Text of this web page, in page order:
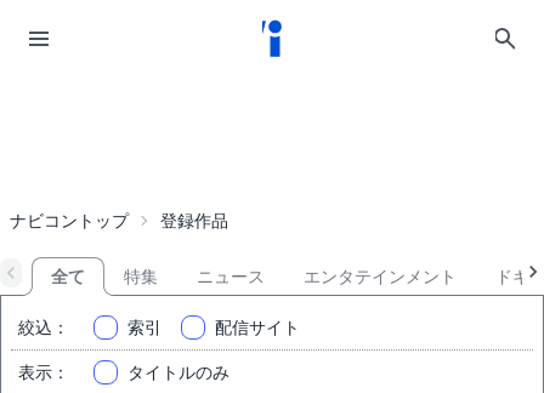
ナビコントップ 登録作品
全て 特集 ニュース エンタテインメント ドキ
絞込 ： 索引 配信サイト
表示 ： タイトルのみ